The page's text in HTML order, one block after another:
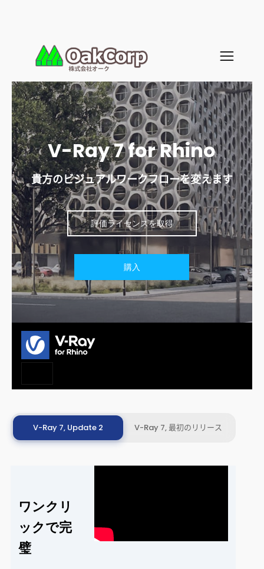
V-Ray 7 for Rhino
貴方のビジュアルワークフローを変えます
評価ライセンスを取得
購入
V-Ray 7, Update 2 V-Ray 7, 最初のリリース
ワンクリ
ックで完
璧